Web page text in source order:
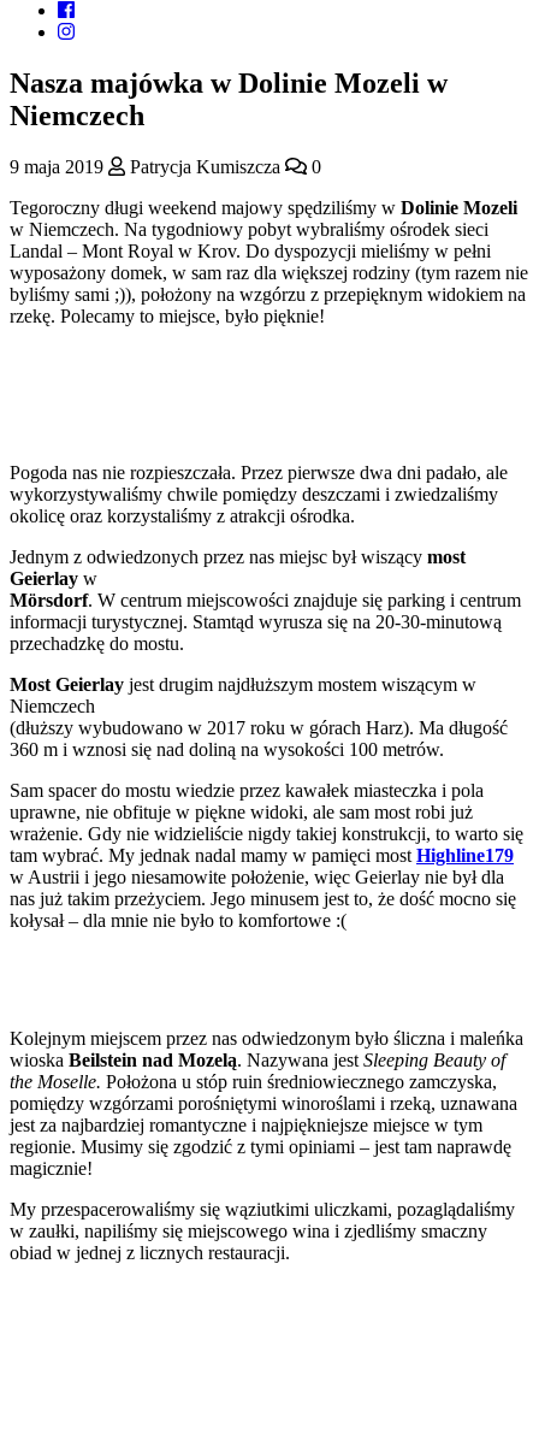
Nasza majówka w Dolinie Mozeli w
Niemczech
9 maja 2019 Patrycja Kumiszcza
0
Tegoroczny długi weekend majowy spędziliśmy w Dolinie Mozeli
w Niemczech. Na tygodniowy pobyt wybraliśmy ośrodek sieci
Landal – Mont Royal w Krov. Do dyspozycji mieliśmy w pełni
wyposażony domek, w sam raz dla większej rodziny (tym razem nie
byliśmy sami ;)), położony na wzgórzu z przepięknym widokiem na
rzekę. Polecamy to miejsce, było pięknie!
Pogoda nas nie rozpieszczała. Przez pierwsze dwa dni padało, ale
wykorzystywaliśmy chwile pomiędzy deszczami i zwiedzaliśmy
okolicę oraz korzystaliśmy z atrakcji ośrodka.
Jednym z odwiedzonych przez nas miejsc był wiszący most
Geierlay w
Mörsdorf. W centrum miejscowości znajduje się parking i centrum
informacji turystycznej. Stamtąd wyrusza się na 20-30-minutową
przechadzkę do mostu.
Most Geierlay jest drugim najdłuższym mostem wiszącym w
Niemczech
(dłuższy wybudowano w 2017 roku w górach Harz). Ma długość
360 m i wznosi się nad doliną na wysokości 100 metrów.
Sam spacer do mostu wiedzie przez kawałek miasteczka i pola
uprawne, nie obfituje w piękne widoki, ale sam most robi już
wrażenie. Gdy nie widzieliście nigdy takiej konstrukcji, to warto się
tam wybrać. My jednak nadal mamy w pamięci most Highline179
w Austrii i jego niesamowite położenie, więc Geierlay nie był dla
nas już takim przeżyciem. Jego minusem jest to, że dość mocno się
kołysał – dla mnie nie było to komfortowe :(
Kolejnym miejscem przez nas odwiedzonym było śliczna i maleńka
wioska Beilstein nad Mozelą. Nazywana jest Sleeping Beauty of
the Moselle. Położona u stóp ruin średniowiecznego zamczyska,
pomiędzy wzgórzami porośniętymi winoroślami i rzeką, uznawana
jest za najbardziej romantyczne i najpiękniejsze miejsce w tym
regionie. Musimy się zgodzić z tymi opiniami – jest tam naprawdę
magicznie!
My przespacerowaliśmy się wąziutkimi uliczkami, pozaglądaliśmy
w zaułki, napiliśmy się miejscowego wina i zjedliśmy smaczny
obiad w jednej z licznych restauracji.